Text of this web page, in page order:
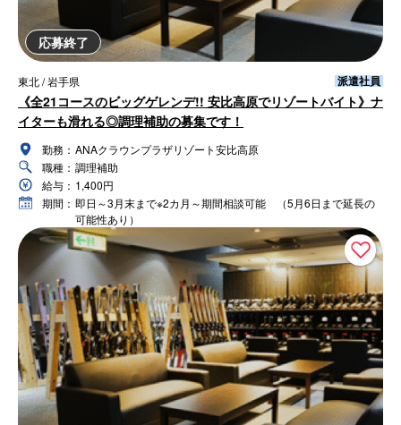
応募終了
東北 / 岩手県 派遣社員
《全21コースのビッグゲレンデ!! 安比高原でリゾートバイト》ナ
イターも滑れる◎調理補助の募集です！
勤務： ANAクラウンプラザリゾート安比高原
職種： 調理補助
給与： 1,400円
期間： 即日～3月末まで※2カ月～期間相談可能 （5月6日まで延長の
可能性あり）